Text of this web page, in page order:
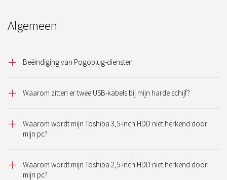
Algemeen
Beëindiging van Pogoplug-diensten
Waarom zitten er twee USB-kabels bij mijn harde schijf?
Waarom wordt mijn Toshiba 3,5-inch HDD niet herkend door
mijn pc?
Waarom wordt mijn Toshiba 2,5-inch HDD niet herkend door
mijn pc?